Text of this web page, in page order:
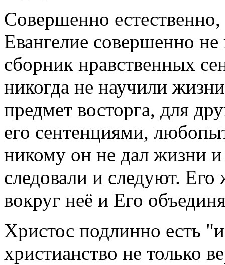
Совершенно
Евангелие совершенно
сборник нравственных
никогда не научили
предмет восторга, для
его сентенциями,
никому он не дал жизни
следовали и следуют.
вокруг неё и Его
Христос подлинно есть
христианство не только